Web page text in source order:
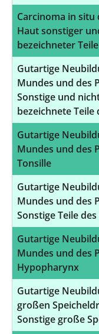
Carcinoma in situ
Haut sonstiger
bezeichneter
Gutartige
Mundes und des
Sonstige und
bezeichnete Teile
Gutartige
Mundes und des
Tonsille
Gutartige
Mundes und des
Sonstige Teile
Gutartige
Mundes und des
Hypopharynx
Gutartige
großen
Sonstige große